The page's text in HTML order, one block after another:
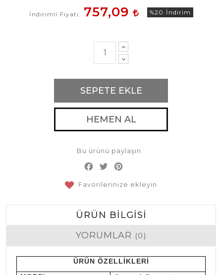
İndirimli Fiyatı 757,09 %20 İndirim
SEPETE EKLE
HEMEN AL
Bu ürünü paylaşın :
Facebook
Twitter
Favorilerinize ekleyin
ÜRÜN BILGISI
YORUMLAR (0)
ÜRÜN ÖZELLİKLERİ